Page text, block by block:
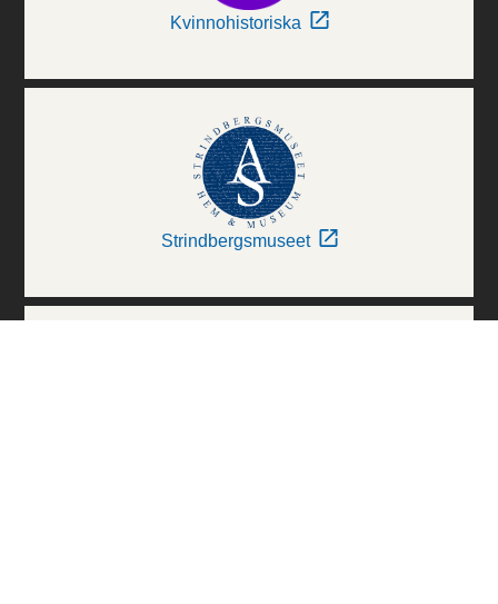
Kvinnohistoriska
Strindbergsmuseet